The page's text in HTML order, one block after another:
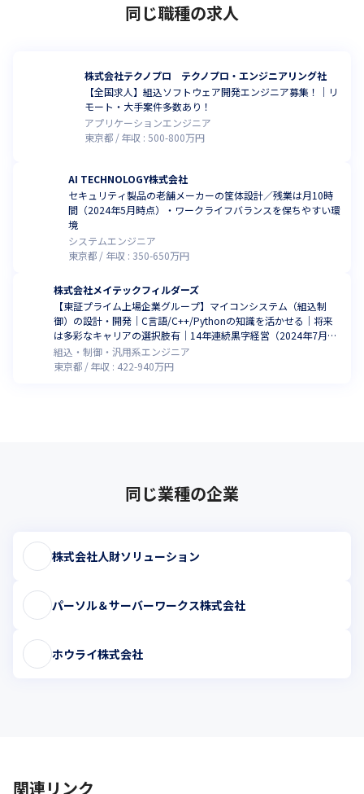
同じ職種の求人
株式会社テクノプロ テクノプロ・エンジニアリング社
【全国求人】組込ソフトウェア開発エンジニア募集！｜リ
モート・大手案件多数あり！
アプリケーションエンジニア
東京都
年収 :500-800万円
AI TECHNOLOGY株式会社
セキュリティ製品の老舗メーカーの筐体設計／残業は月10時
間（2024年5月時点）・ワークライフバランスを保ちやすい環
境
システムエンジニア
東京都
年収 : 350-650万円
株式会社メイテックフィルダーズ
【東証プライム上場企業グループ】マイコンシステム（組込制
御）の設計・開発｜C言語/C++/Pythonの知識を活かせる｜将来
は多彩なキャリアの選択肢有｜14年連続黒字経営（2024年7月時
点）
組込・制御・汎用系エンジニア
東京都
年収 : 422-940万円
同じ業種の企業
株式会社人財ソリューション
パーソル＆サーバーワークス株式会社
ホウライ株式会社
関連リンク